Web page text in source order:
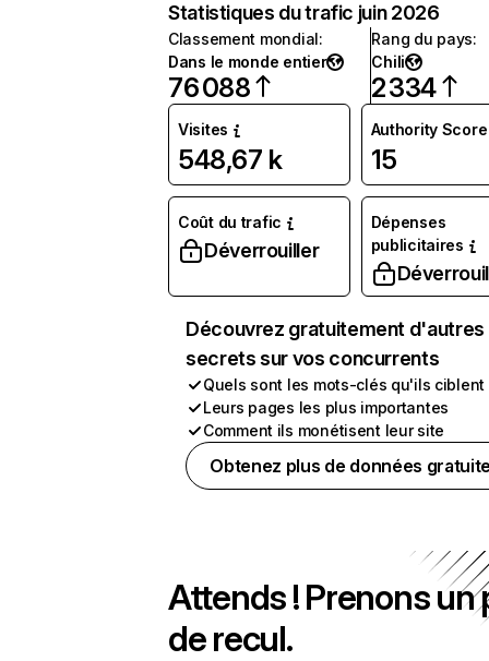
Statistiques du trafic juin 2026
Classement mondial:
Dans le monde entier
76 088
Rang du pays:
Chili
2 334
Visites
548,67 k
Authority Score
15
Coût du trafic
Déverrouiller
Dépenses
publicitaires
Découvrez gratuitement d'autres
secrets sur vos concurrents
Quels sont les mots-clés qu'ils ciblent
Leurs pages les plus importantes
Comment ils monétisent leur site
Obtenez plus de données
Attends ! Prenons un
de recul.